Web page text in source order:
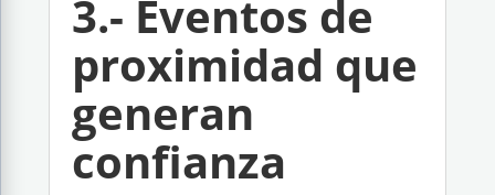
3.- Eventos de
proximidad que
generan
confianza